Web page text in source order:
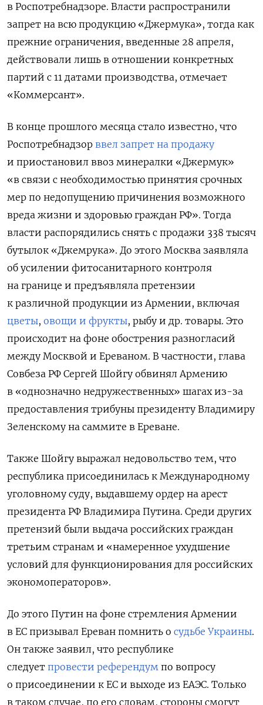
в Роспотребнадзоре. Власти распространили
запрет на всю продукцию «Джермука», тогда как
прежние ограничения, введенные 28 апреля,
действовали лишь в отношении конкретных
партий с 11 датами производства, отмечает
«Коммерсант».
В конце прошлого месяца стало известно, что
Роспотребнадзор ввел запрет на продажу
и приостановил ввоз минералки «Джермук»
«в связи с необходимостью принятия срочных
мер по недопущению причинения возможного
вреда жизни и здоровью граждан РФ». Тогда
власти распорядились снять с продажи 338 тысяч
бутылок «Джемрука». До этого Москва заявляла
об усилении фитосанитарного контроля
на границе и предъявляла претензии
к различной продукции из Армении, включая
цветы, овощи и фрукты, рыбу и др. товары. Это
происходит на фоне обострения разногласий
между Москвой и Ереваном. В частности, глава
Совбеза РФ Сергей Шойгу обвинял Армению
в «однозначно недружественных» шагах из-за
предоставления трибуны президенту Владимиру
Зеленскому на саммите в Ереване.
Также Шойгу выражал недовольство тем, что
республика присоединилась к Международному
уголовному суду, выдавшему ордер на арест
президента РФ Владимира Путина. Среди других
претензий были выдача российских граждан
третьим странам и «намеренное ухудшение
условий для функционирования для российских
экономоператоров».
До этого Путин на фоне стремления Армении
в ЕС призывал Ереван помнить о судьбе Украины.
Он также заявил, что республике
следует провести референдум по вопросу
о присоединении к ЕС и выходе из ЕАЭС. Только
в таком случае, по его словам, стороны смогут